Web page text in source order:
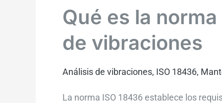
Qué es la
de vibraciones
Análisis de vibraciones, ISO 18436,
La norma ISO 18436 establece los